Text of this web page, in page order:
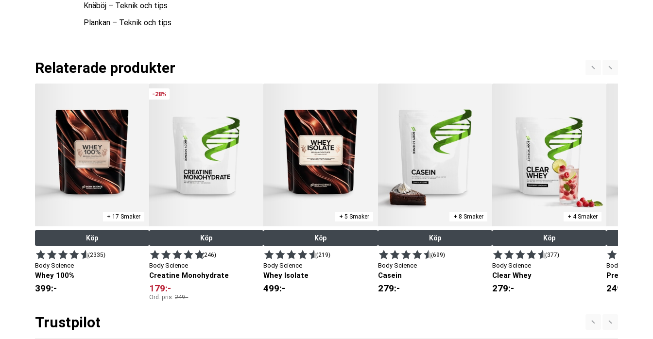
Knäböj – Teknik och tips
Plankan – Teknik och tips
Relaterade produkter
+ 17 Smaker
Köp
(2335)
Body Science
Whey 100%
399:-
-28%
Köp
(246)
Body Science
Creatine Monohydrate
179:-
Ord. pris:249:-
+ 5 Smaker
Köp
(219)
Body Science
Whey Isolate
499:-
+ 8 Smaker
Köp
(699)
Body Science
Casein
279:-
+ 4 Smaker
Köp
(377)
Body Science
Clear Whey
279:-
Body Science
Pre-Workout
249
Trustpilot